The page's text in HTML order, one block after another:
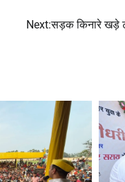
Next:सड़क किनारे खड़े